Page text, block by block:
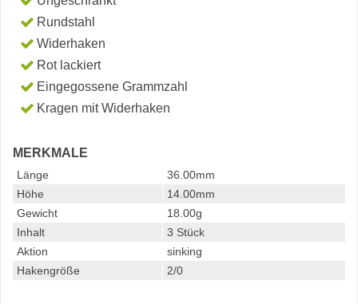
Rundstahl
Widerhaken
Rot lackiert
Eingegossene Grammzahl
Kragen mit Widerhaken
MERKMALE
Länge
36.00mm
Höhe
14.00mm
Gewicht
18.00g
Inhalt
3 Stück
Aktion
sinking
Hakengröße
2/0